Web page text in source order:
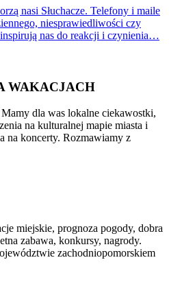
nasi Słuchacze. Telefony i maile
niesprawiedliwości czy
nas do reakcji i czynienia…
WAKACJACH
dla was lokalne ciekawostki,
na kulturalnej mapie miasta i
na koncerty. Rozmawiamy z
miejskie, prognoza pogody, dobra
zabawa, konkursy, nagrody.
zachodniopomorskiem